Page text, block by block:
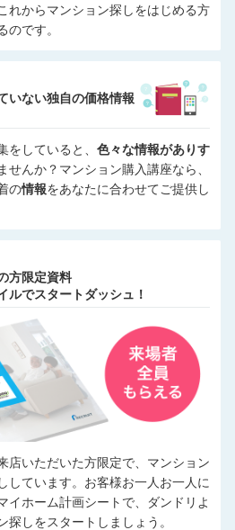
れからマンション探しをはじめる方
のです。
いない独自の価格情報
をしていると、 色々な情報がありす
せんか？マンション購入講座なら、
の情報をあなたに合わせてご提供し
方限定資料
ルでスタートダッシュ！
店いただいた方限定で、マンション
しています。お客様お一人お一人に
イホーム計画シートで、ダンドリよ
探しをスタートしましょう。